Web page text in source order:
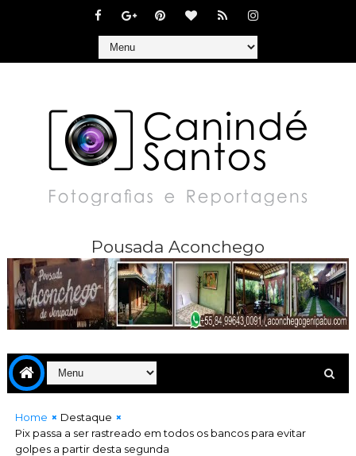
Pousada Aconchego
Home
Destaque
Pix passa a ser rastreado em todos os bancos para evitar
golpes a partir desta segunda